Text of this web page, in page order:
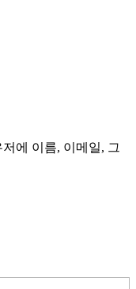
에 이름, 이메일, 그